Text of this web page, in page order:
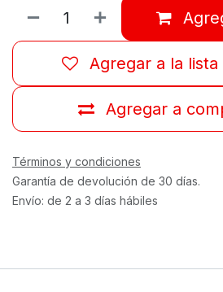
Agregar a
Agregar a la
Términos y condiciones
Garantía de devolución de 30 días.
Envío: de 2 a 3 días hábiles